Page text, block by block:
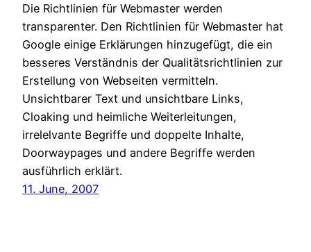
Die Richtlinien für Webmaster werden
transparenter. Den Richtlinien für Webmaster hat
Google einige Erklärungen hinzugefügt, die ein
besseres Verständnis der Qualitätsrichtlinien zur
Erstellung von Webseiten vermitteln.
Unsichtbarer Text und unsichtbare Links,
Cloaking und heimliche Weiterleitungen,
irrelelvante Begriffe und doppelte Inhalte,
Doorwaypages und andere Begriffe werden
ausführlich erklärt.
11. June, 2007